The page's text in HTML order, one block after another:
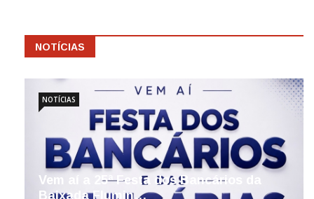
NOTÍCIAS
Vem aí a 25ª Festa dos Bancários da
Baixada Flumin…
NOTÍCIAS